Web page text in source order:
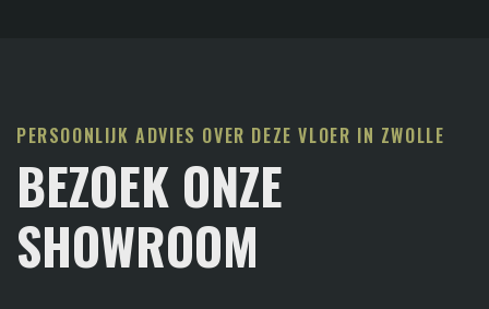
PERSOONLIJK ADVIES OVER DEZE VLOER IN ZWOLLE
BEZOEK ONZE
SHOWROOM